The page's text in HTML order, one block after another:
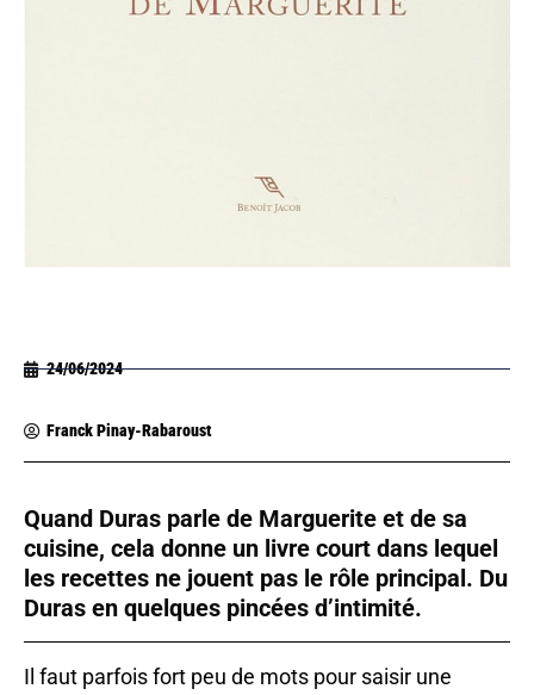
24/06/2024
Franck Pinay-Rabaroust
Quand Duras parle de Marguerite et de sa
cuisine, cela donne un livre court dans lequel
les recettes ne jouent pas le rôle principal. Du
Duras en quelques pincées d’intimité.
Il faut parfois fort peu de mots pour saisir une